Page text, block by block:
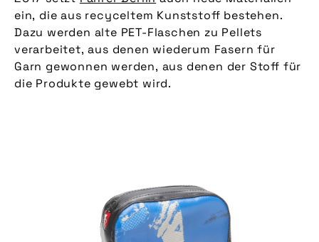
ein, die aus recyceltem Kunststoff bestehen.
Dazu werden alte PET-Flaschen zu Pellets
verarbeitet, aus denen wiederum Fasern für
Garn gewonnen werden, aus denen der Stoff für
die Produkte gewebt wird.